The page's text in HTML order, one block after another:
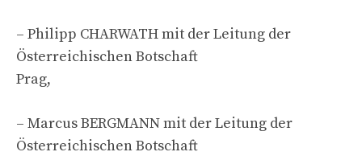
– Philipp CHARWATH mit der Leitung der
Österreichischen Botschaft
Prag,
– Marcus BERGMANN mit der Leitung der
Österreichischen Botschaft